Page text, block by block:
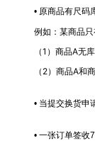
• 原商品有尺码
例如：某商品
（1）商品A无
（2）商品A和
• 当提交换货申
• 一张订单签收7